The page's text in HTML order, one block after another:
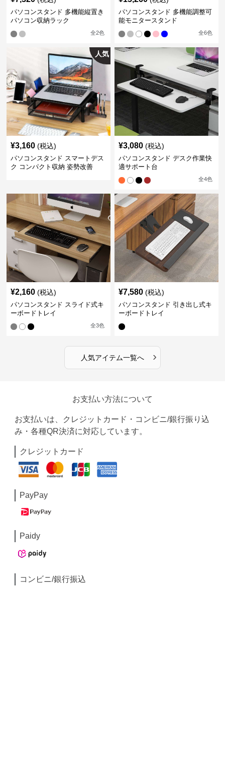
パソコンスタンド 多機能縦置き
パソコン収納ラック
全2色
パソコンスタンド 多機能調整可
能モニタースタンド
全6色
人気
¥3,160 (税込)
パソコンスタンド スマートデス
ク コンパクト収納 姿勢改善
¥3,080 (税込)
パソコンスタンド デスク作業快
適サポート台
全4色
¥2,160 (税込)
パソコンスタンド スライド式キ
ーボードトレイ
全3色
¥7,580 (税込)
パソコンスタンド 引き出し式キ
ーボードトレイ
人気アイテム一覧へ ›
お支払い方法について
お支払いは、クレジットカード・コンビニ/銀行振り込
み・各種QR決済に対応しています。
クレジットカード
PayPay
Paidy
コンビニ/銀行振込